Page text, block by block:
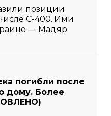
позиции
С-400. Ими
— Мадяр
погибли после
дому. Более